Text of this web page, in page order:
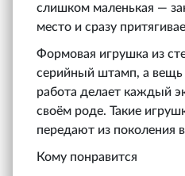
слишком маленькая —
место и сразу
Формовая игрушка из
серийный штамп, а вещь
работа делает каждый
своём роде. Такие
передают из поколения
Кому понравится